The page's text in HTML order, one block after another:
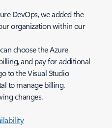
DevOps, we added the
organization within our
choose the Azure
and pay for additional
to the Visual Studio
to manage billing.
changes.